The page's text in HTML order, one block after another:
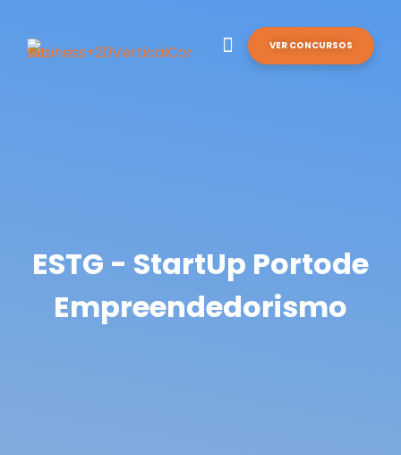
VER CONCURSOS
ESTG - StartUp Portode
Empreendedorismo